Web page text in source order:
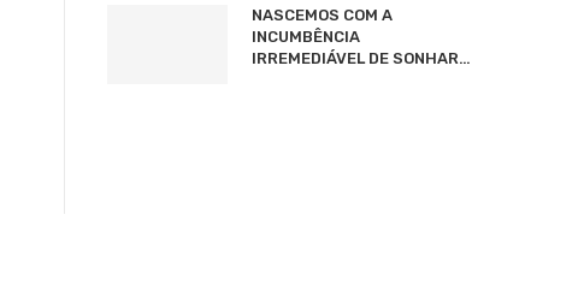
NASCEMOS COM A
INCUMBÊNCIA
IRREMEDIÁVEL DE SONHAR…